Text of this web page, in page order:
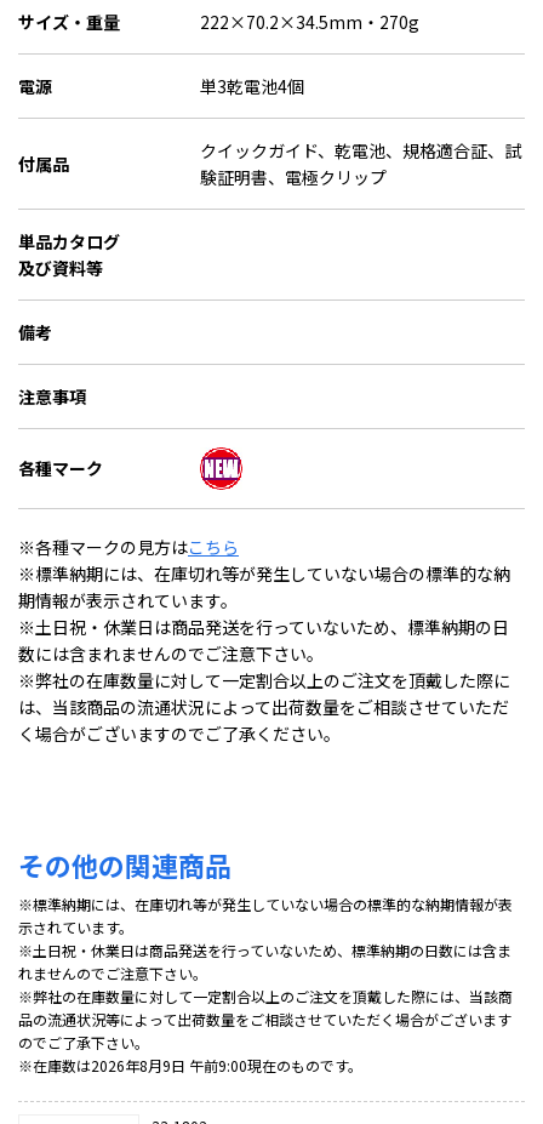
サイズ・重量 222×70.2×34.5mm・270g
電源 単3乾電池4個
付属品
クイックガイド、乾電池、規格適合証、試
験証明書、電極クリップ
単品カタログ
及び資料等
備考
注意事項
各種マーク
※各種マークの見方はこちら
※標準納期には、在庫切れ等が発生していない場合の標準的な納
期情報が表示されています。
※土日祝・休業日は商品発送を行っていないため、標準納期の日
数には含まれませんのでご注意下さい。
※弊社の在庫数量に対して一定割合以上のご注文を頂戴した際に
は、当該商品の流通状況によって出荷数量をご相談させていただ
く場合がございますのでご了承ください。
その他の関連商品
※標準納期には、在庫切れ等が発生していない場合の標準的な納期情報が表
示されています。
※土日祝・休業日は商品発送を行っていないため、標準納期の日数には含ま
れませんのでご注意下さい。
※弊社の在庫数量に対して一定割合以上のご注文を頂戴した際には、当該商
品の流通状況等によって出荷数量をご相談させていただく場合がございます
のでご了承下さい。
※在庫数は2026年8月9日 午前9:00現在のものです。